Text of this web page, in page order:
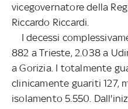
vicegovernatore della
Riccardo Riccardi.
I decessi
882 a Trieste, 2.038 a
a Gorizia. I totalmente
clinicamente guariti 127,
isolamento 5.550.